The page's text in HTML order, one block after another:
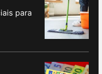
para